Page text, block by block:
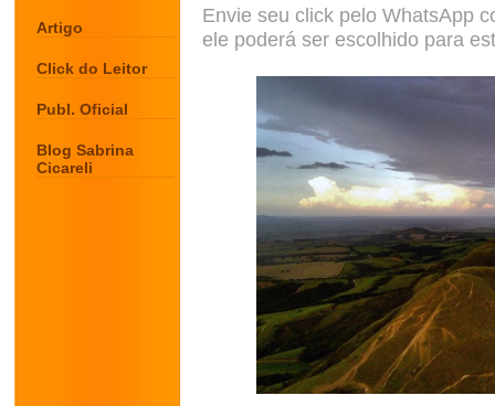
Artigo
Click do Leitor
Publ. Oficial
Blog Sabrina
Cicareli
Envie seu click pelo WhatsApp
ele poderá ser escolhido para